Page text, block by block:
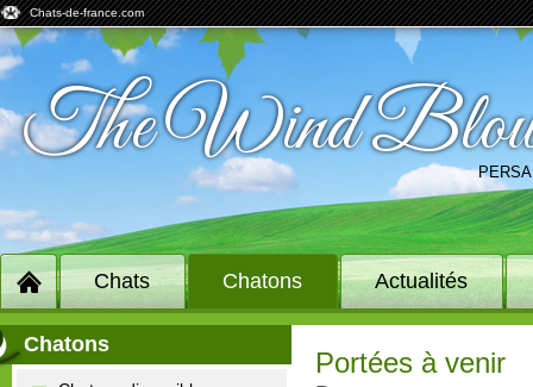
Chats-de-france.com
The Wind
Chats Chatons Actualités
Chatons
Portées à venir